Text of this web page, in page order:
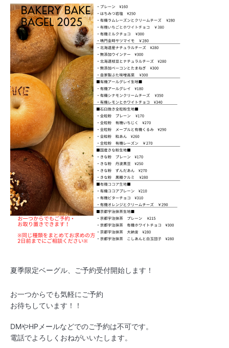
夏季限定ベーグル、 ご予約受付開始します！
お一つからでも気軽にご予約
お待ちしています！！
DMやHPメールなどでのご予約は不可です。
電話でよろしくおねがいいたします。